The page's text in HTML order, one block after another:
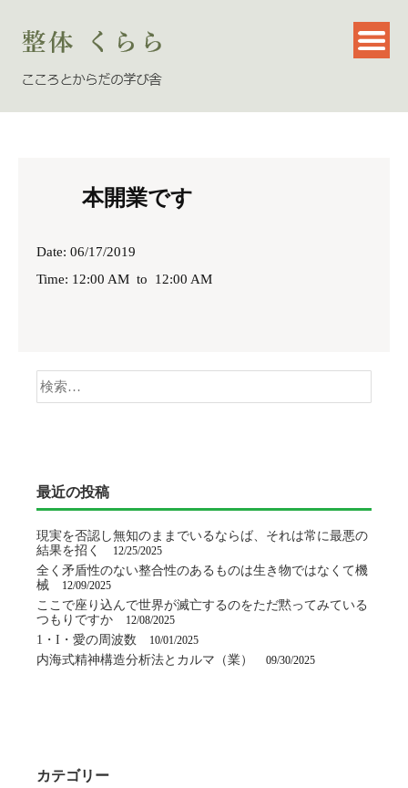
本開業です
Date: 06/17/2019
Time: 12:00 AM to 12:00 AM
索:
最近の投稿
現実を否認し無知のままでいるならば、それは常に最悪の
結果を招く
12/25/2025
全く矛盾性のない整合性のあるものは生き物ではなくて機
械
12/09/2025
ここで座り込んで世界が滅亡するのをただ黙ってみている
つもりですか
12/08/2025
1・I・愛の周波数 10/01/2025
内海式精神構造分析法とカルマ（業） 09/30/2025
カテゴリー